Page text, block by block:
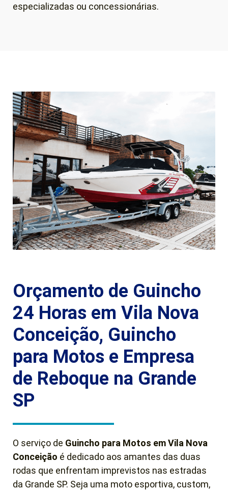
especializadas ou concessionárias.
Orçamento de Guincho
24 Horas em Vila Nova
Conceição, Guincho
para Motos e Empresa
de Reboque na Grande
SP
O serviço de Guincho para Motos em Vila Nova
Conceição é dedicado aos amantes das duas
rodas que enfrentam imprevistos nas estradas
da Grande SP. Seja uma moto esportiva, custom,